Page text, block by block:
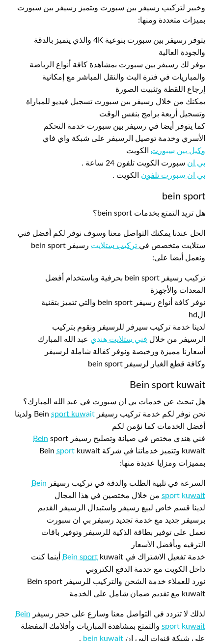
وخبير لتركيب رسيفر بين سبورت ويتميز رسيفر بين سبورت
بميزات متعددة ومنها:
يتوفر رسيفر بين سبورت بنوعية 4K والذي يتميز بالدقة
والجودة العالية
يوفر لك رسيفر بين سبورت بمشاهدة كافة أنواع الرياضة
والمباريات في فترة البث والنقل المباشر مع إمكانية
إرجاع اللقطة وتثبيت الصورة
يمكنك من خلال رسيفر بين سبورت تسجيل فيديو للمباراة
وتسجيل أربعة برامج بنفس الوقت
كما يتوفر أيضا في رسيفر بين سبورت خدمة التحكم
الأسري وخدمة توصيل الرسيفر على شبكة واي فاي
وكيل بين سبورت الكويت
بي ان سبورت الكويت تلفون 24 ساعة .
بي ان سبورت تلفون الكويت .
bein sport
هل تريد التمتع بخدمات bein sport؟
الحل عندنا يمكنك التواصل معنا وسوف نوفر لكم أفضل فني
ستلايت متخصص في تركيب ستلايت
رسيفر bein sport
ونعمل أيضا على:
تركيب رسيفر bein sport بحرفية وباستخدام أفضل
المعدات والأجهزة
نوفر كافة أنواع رسيفر bein sport والتي تتميز بتقنية
الhd
لدينا خدمة تركيب سيرفر للرسيفر ونقوم بتركيب
الرسيفر من خلال فني ستلايت هندي عبد الله المبارك
أسعارنا مميزة ورخيصة ونوفر كفالة شاملة لرسيفر
وكافة قطع الغيار لرسيفر bein sport
Bein sport kuwait
هل تبحث عن خدمات بي ان سبورت في عبد الله المبارك؟
نحن نوفر لكم خدمة تركيب رسيفر Bein sport kuwait
ولدينا
أفضل الخدمات كما نؤمن لكم
فني هندي مختص في صيانة وتصليح رسيفر
Bein sport
kuwait وتتميز خدماتنا في شركة Bein
sport kuwait
بمميزات ومزايا عديدة منها:
السرعة في تلبية الطلب والدقة في تركيب رسيفر Bein
sport kuwait من خلال مختصين في هذا المجال
لدينا قسم خاص لبيع رسيفر واستبدال الرسيفر القديم
برسيفر جديد مع خدمة تجديد رسيفر بي ان سبورت
نعمل على توفير بطاقة الذكية للرسيفر وتوفير باقات
الترفيه وبأفضل الأسعار
خدمة تفعيل الاشتراك في
Bein sport
kuwait أينما كنت
داخل الكويت مع خدمة الدفع الكتروني
نورد للعملاء خدمة الشحن والتركيب للرسيفر Bein sport
kuwait مع تقديم ضمان شامل على الخدمة
لذلك لا تتردد في التواصل معنا وسارع على حجز رسيفر Bein
sport kuwait والتمتع بمشاهدة المباريات وأفلامك المفضلة
على شبكة قنوات البي ان bein kuwait
.